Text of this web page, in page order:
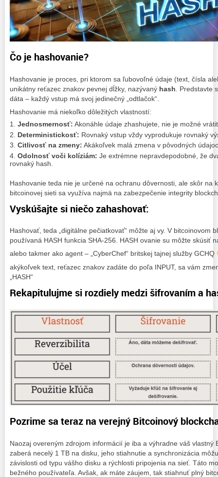
Čo je hashovanie?
Hashovanie je proces, pri ktorom sa ľubovoľné údaje (text, čísla
unikátny reťazec znakov pevnej dĺžky, nazývaný hash . Predstavte
dáta – každý vstup má svoj jedinečný „odtlačok“.
Hashovanie má niekoľko dôležitých vlastností:
Jednosmernosť: Akonáhle údaje zhashujete, nie je možné
Deterministickosť: Rovnaký vstup vždy vyprodukuje rovnaký
Citlivosť na zmeny: Akákoľvek malá zmena v pôvodných
Odolnosť voči kolíziám: Je extrémne nepravdepodobné, že
rovnaký hash.
Hashovanie teda nie je určené na ochranu dôvernosti, ale skôr na
bitcoinovej sieti sa využíva najmä na zabezpečenie integrity
Vyskúšajte si niečo zahashovať:
Hashovať, teda „digitálne pečiatkovať“ môžte aj vy. V bitcoinovom
používaná HASH funkcia SHA-256. HASH ovanie su môžte skúsiť
alebo takmer ako agent – „CyberChef“ britskej tajnej služby GCHQ
akýkoľvek text, reťazec znakov zadáte do poľa INPUT, sa vám
„HASH“
Rekapitulujme si rozdiely medzi šifrovaním a
Pozrime sa teraz na verejný Bitcoinový
Naozaj overeným zdrojom informácií je iba a výhradne váš vlastný
zaberá necelý 1 TB na disku, jeho stiahnutie a synchronizácia
závislosti od typu vášho disku a rýchlosti pripojenia na sieť. Táto
bežného používateľa. Avšak, ak máte záujem, tak stiahnuť plný